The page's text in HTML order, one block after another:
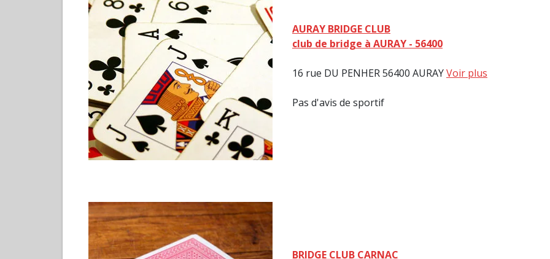
AURAY BRIDGE CLUB
club de bridge à AURAY - 56400
16 rue DU PENHER 56400 AURAYVoir plus
Pas d'avis de sportif
BRIDGE CLUB CARNAC